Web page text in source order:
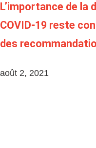
L’importance de la
COVID-19 reste
des
août 2, 2021